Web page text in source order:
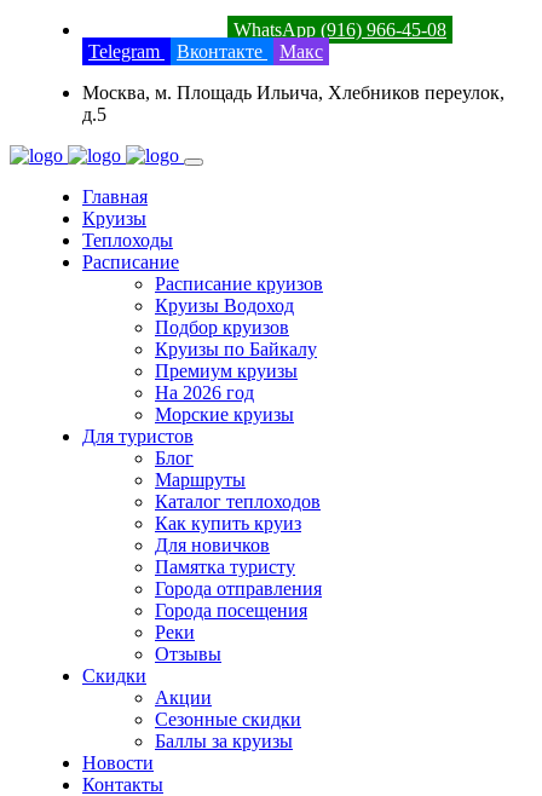
WhatsApp (916) 966-45-08
Telegram
Вконтакте
Макс
Москва, м. Площадь Ильича, Хлебников переулок,
д.5
Главная
Круизы
Теплоходы
Расписание
Расписание круизов
Круизы Водоход
Подбор круизов
Круизы по Байкалу
Премиум круизы
На 2026 год
Морские круизы
Для туристов
Блог
Маршруты
Каталог теплоходов
Как купить круиз
Для новичков
Памятка туристу
Города отправления
Города посещения
Реки
Отзывы
Скидки
Акции
Сезонные скидки
Баллы за круизы
Новости
Контакты